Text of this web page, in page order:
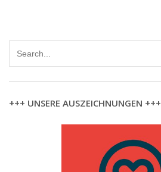
+++ UNSERE AUSZEICHNUNGEN +++